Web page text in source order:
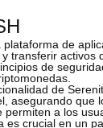
plataforma de
transferir activos
de
de
asegurando que
permiten a los
es crucial en un